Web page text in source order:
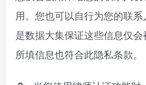
用。您也可以自行为您的联
是数据大集保证这些信息仅
所填信息也符合此隐私条款。